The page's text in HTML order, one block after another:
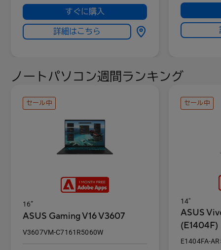
メモリ : 16GB
ストレージ : 512GB
インチ : 14.0型
すぐに購入
詳細はこちら
ノートパソコン週間ランキング
セール中
16”
ASUS Gaming V16 V3607
V3607VM-C7161R5060W
セール中
14"
ASUS
(E1404F)
E1404FA-